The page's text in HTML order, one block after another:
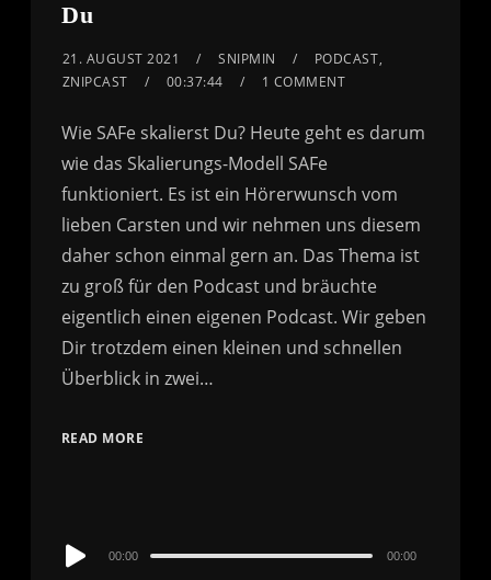
Du
21. AUGUST 2021 SNIPMIN PODCAST,
ZNIPCAST
00:37:44 1 COMMENT
Wie SAFe skalierst Du? Heute geht es darum
wie das Skalierungs-Modell SAFe
funktioniert. Es ist ein Hörerwunsch vom
lieben Carsten und wir nehmen uns diesem
daher schon einmal gern an. Das Thema ist
zu groß für den Podcast und bräuchte
eigentlich einen eigenen Podcast. Wir geben
Dir trotzdem einen kleinen und schnellen
Überblick in zwei…
READ MORE
Audio
00:00 00:00